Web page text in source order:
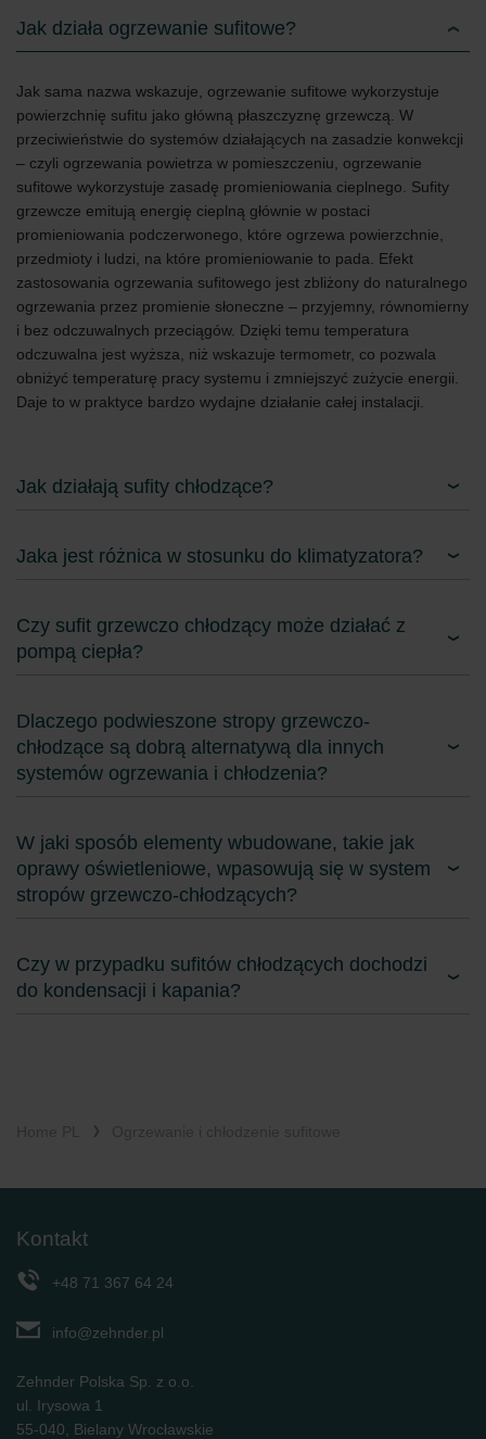
Jak działa ogrzewanie sufitowe?
Jak sama nazwa wskazuje, ogrzewanie sufitowe wykorzystuje
powierzchnię sufitu jako główną płaszczyznę grzewczą. W
przeciwieństwie do systemów działających na zasadzie konwekcji
– czyli ogrzewania powietrza w pomieszczeniu, ogrzewanie
sufitowe wykorzystuje zasadę promieniowania cieplnego. Sufity
grzewcze emitują energię cieplną głównie w postaci
promieniowania podczerwonego, które ogrzewa powierzchnie,
przedmioty i ludzi, na które promieniowanie to pada. Efekt
zastosowania ogrzewania sufitowego jest zbliżony do naturalnego
ogrzewania przez promienie słoneczne – przyjemny, równomierny
i bez odczuwalnych przeciągów. Dzięki temu temperatura
odczuwalna jest wyższa, niż wskazuje termometr, co pozwala
obniżyć temperaturę pracy systemu i zmniejszyć zużycie energii.
Daje to w praktyce bardzo wydajne działanie całej instalacji.
Jak działają sufity chłodzące?
Jaka jest różnica w stosunku do klimatyzatora?
Czy sufit grzewczo chłodzący może działać z
pompą ciepła?
Dlaczego podwieszone stropy grzewczo-
chłodzące są dobrą alternatywą dla innych
systemów ogrzewania i chłodzenia?
W jaki sposób elementy wbudowane, takie jak
oprawy oświetleniowe, wpasowują się w system
stropów grzewczo-chłodzących?
Czy w przypadku sufitów chłodzących dochodzi
do kondensacji i kapania?
Kontakt
+48 71 367 64 24
info@zehnder.pl
Zehnder Polska Sp. z o.o.
ul. Irysowa 1
55-040, Bielany Wrocławskie